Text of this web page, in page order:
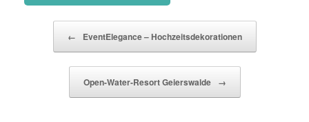
← EventElegance – Hochzeitsdekorationen
Open-Water-Resort Geierswalde →